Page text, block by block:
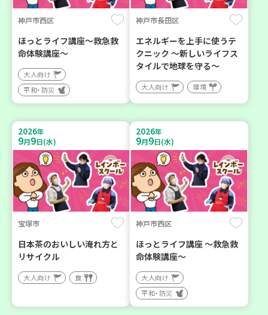
神戸市西区
ほっとライフ講座～救急救
命体験講座～
大人向け
平和・防災
神戸市長田区
エネルギーを上手に使うテ
クニック ～新しいライフス
タイルで地球を守る～
大人向け 環境
2026年
9月9日(水)
宝塚市
日本茶のおいしい淹れ方と
リサイクル
大人向け 食
2026年
9月9日(水)
神戸市西区
ほっとライフ講座 ～救急救
命体験講座～
大人向け
平和・防災